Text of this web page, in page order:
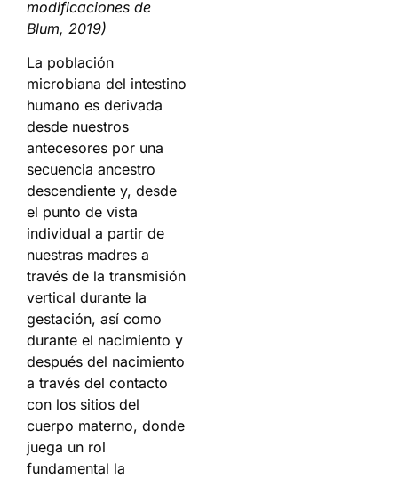
modificaciones de
Blum, 2019)
La población
microbiana del intestino
humano es derivada
desde nuestros
antecesores por una
secuencia ancestro
descendiente y, desde
el punto de vista
individual a partir de
nuestras madres a
través de la transmisión
vertical durante la
gestación, así como
durante el nacimiento y
después del nacimiento
a través del contacto
con los sitios del
cuerpo materno, donde
juega un rol
fundamental la